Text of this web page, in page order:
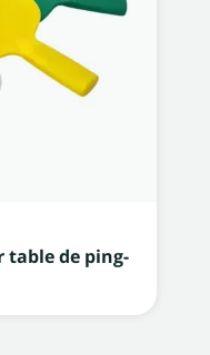
table de ping-